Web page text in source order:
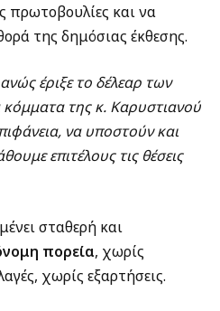
πρωτοβουλίες και να
της δημόσιας έκθεσης.
έριξε το δέλεαρ των
κόμματα της κ. Καρυστιανού
να υποστούν και
επιτέλους τις θέσεις
σταθερή και
πορεία, χωρίς
χωρίς εξαρτήσεις.